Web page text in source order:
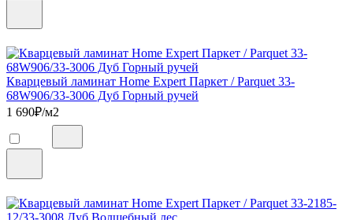
Кварцевый ламинат Home Expert Паркет / Parquet 33-
68W906/33-3006 Дуб Горный ручей
1 690₽/м2